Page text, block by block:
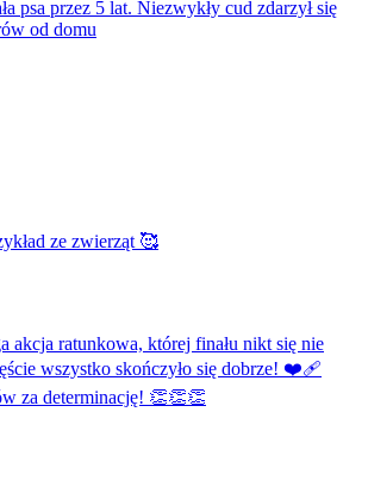
psa przez 5 lat. Niezwykły cud zdarzył się
od domu
ze zwierząt 🥰
akcja ratunkowa, której finału nikt się nie
wszystko skończyło się dobrze! ❤️‍🩹
za determinację! 👏👏👏